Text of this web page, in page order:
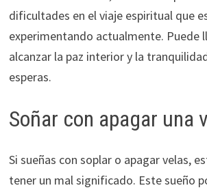
dificultades en el viaje espiritual que
experimentando actualmente. Puede
alcanzar la paz interior y la
esperas.
Soñar con apagar una
Si sueñas con soplar o apagar velas,
tener un mal significado. Este sueño